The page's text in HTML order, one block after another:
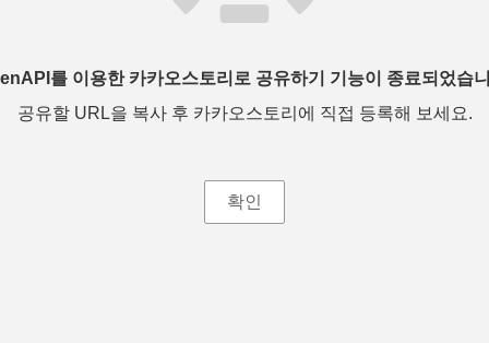
를 이용한 카카오스토리로 공유하기 기능이 종료되었습
공유할 URL을 복사 후 카카오스토리에 직접 등록해 보세요.
확인